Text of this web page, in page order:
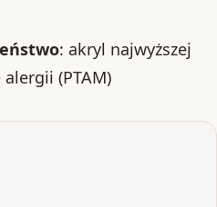
: akryl najwyższej
(PTAM)